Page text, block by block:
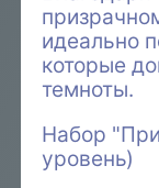
идеально
которые
темноты.
Набор
уровень)